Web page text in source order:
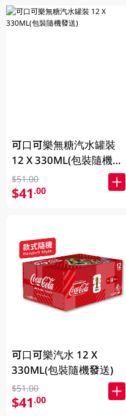
可口可樂無糖汽水罐裝
12 X 330ML(包裝隨機發
送)
$51.00
$41.00
可口可樂汽水 12 X
330ML(包裝隨機發送)
$51.00
$41.00